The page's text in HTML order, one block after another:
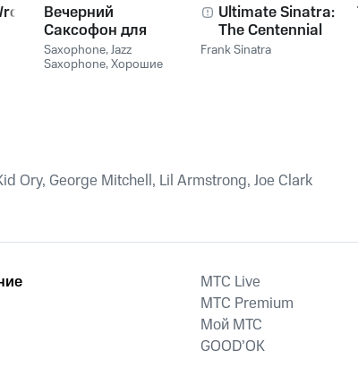
Вечерний
Саксофон для
Души (Соло и
Лаунж)
Saxophone,Jazz
Saxophone,Хорошие
Ultimate Sinatra:
The Centennial
Collection
Frank Sinatra
Ory, George Mitchell, Lil Armstrong, Joe Clark
MTС Live
MTС Premium
Мой МТС
GOOD’OK